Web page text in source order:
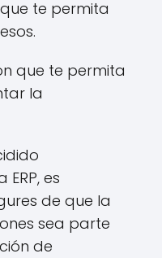
te permita
que te permita
la
es
de que la
sea parte
de